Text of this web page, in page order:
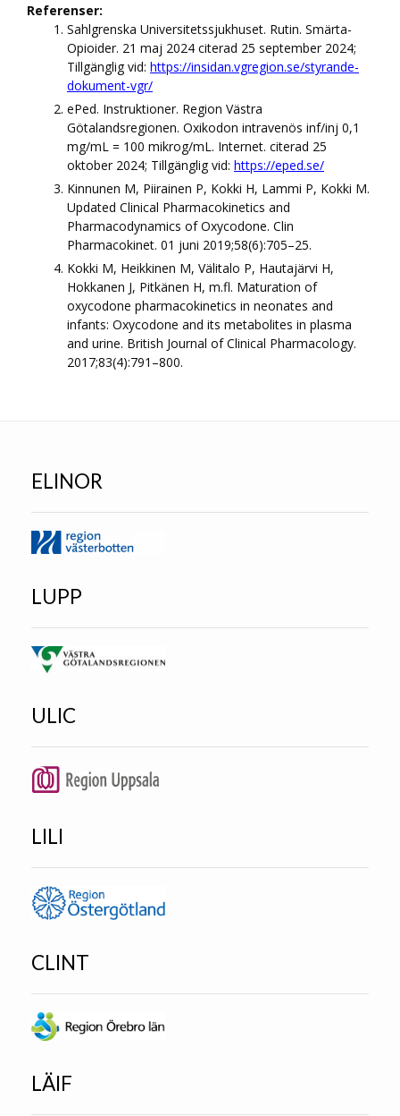
Referenser:
Sahlgrenska Universitetssjukhuset. Rutin. Smärta-
Opioider. 21 maj 2024 citerad 25 september 2024;
Tillgänglig vid: https://insidan.vgregion.se/styrande-
dokument-vgr/
ePed. Instruktioner. Region Västra
Götalandsregionen. Oxikodon intravenös inf/inj 0,1
mg/mL = 100 mikrog/mL. Internet. citerad 25
oktober 2024; Tillgänglig vid: https://eped.se/
Kinnunen M, Piirainen P, Kokki H, Lammi P, Kokki M.
Updated Clinical Pharmacokinetics and
Pharmacodynamics of Oxycodone. Clin
Pharmacokinet. 01 juni 2019;58(6):705–25.
Kokki M, Heikkinen M, Välitalo P, Hautajärvi H,
Hokkanen J, Pitkänen H, m.fl. Maturation of
oxycodone pharmacokinetics in neonates and
infants: Oxycodone and its metabolites in plasma
and urine. British Journal of Clinical Pharmacology.
2017;83(4):791–800.
ELINOR
LUPP
ULIC
LILI
CLINT
LÄIF